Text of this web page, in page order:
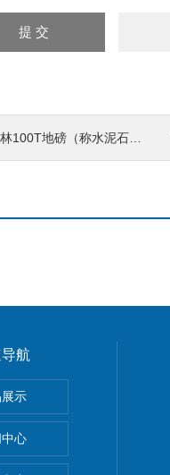
地磅（称水泥石沙货车）
电子称报价
电子称报价
航
示
心